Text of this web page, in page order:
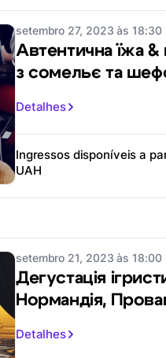
setembro 27, 2023 às 18:30
Автентична їжа
з сомельє та
Detalhes
Ingressos disponíveis a
UAH
setembro 21, 2023 às 18:00
Дегустація
Нормандія,
Detalhes